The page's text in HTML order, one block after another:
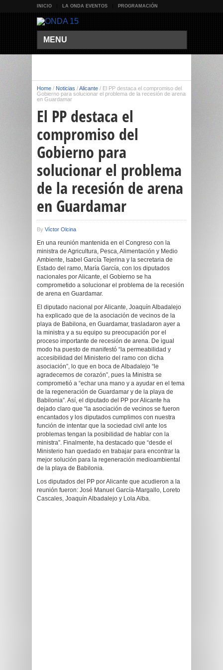
INICIO LA ONDA EVENTOS PROGRAMACIÓN
MENU
Home / Noticias /Alicante / El PP destaca el compromiso del
Gobierno para solucionar el problema de la recesión de arena
en Guardamar
El PP destaca el
compromiso del
Gobierno para
solucionar el problema
de la recesión de arena
en Guardamar
By Víctor Olcina
En una reunión mantenida en el Congreso con la
ministra de Agricultura, Pesca, Alimentación y Medio
Ambiente, Isabel García Tejerina y la secretaria de
Estado del ramo, María García, con los diputados
nacionales por Alicante, el Gobierno se ha
comprometido a solucionar el problema de la recesión
de arena en Guardamar.
El diputado nacional por Alicante, Joaquín Albadalejo
ha explicado que de la asociación de vecinos de la
playa de Babilona, en Guardamar, trasladaron ayer a
la ministra y a su equipo su preocupación por el
proceso importante de recesión de arena. De igual
modo ha puesto de manifestó “la permeabilidad y
accesibilidad del Ministerio del ramo con dicha
asociación”, lo que en boca de Albadalejo “le
agradecemos de corazón”, pues la Ministra se
comprometió a “echar una mano y a ayudar en el tema
de la regeneración de Guardamar y de la playa de
Babilonia”. Así, el diputado del PP por Alicante ha
dejado claro que “la asociación de vecinos se fueron
encantados y los diputados cumplimos con nuestra
función de intentar que la sociedad civil ante los
problemas tengan la posibilidad de hablar con la
ministra”. Finalmente, ha destacado que “desde el
Ministerio han quedado en trabajar para encontrar la
mejor solución para la regeneración medioambiental
de la playa de Babilonia.
Los diputados del PP por Alicante que acudieron a la
reunión fueron: José Manuel García-Margallo, Loreto
Cascales, Joaquín Albadalejo y Lola Alba.